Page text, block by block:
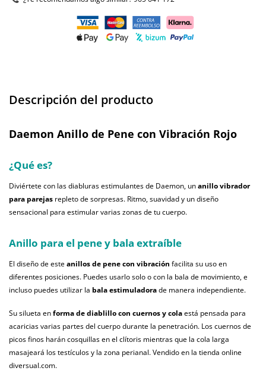
Descripción del producto
Daemon Anillo de Pene con Vibración Rojo
¿Qué es?
Diviértete con las diabluras estimulantes de Daemon, unanillo vibrador
para parejas repleto de sorpresas. Ritmo, suavidad y un diseño
sensacional para estimular varias zonas de tu cuerpo.
Anillo para el pene y bala extraíble
El diseño de esteanillos de pene con vibración facilita su uso en
diferentes posiciones. Puedes usarlo solo o con la bala de movimiento, e
incluso puedes utilizar la bala estimuladorade manera independiente.
Su silueta enforma de diablillo con cuernos y colaestá pensada para
acaricias varias partes del cuerpo durante la penetración. Los cuernos de
picos finos harán cosquillas en el clítoris mientras que la cola larga
masajeará los testículos y la zona perianal. Vendido en la tienda online
diversual.com.